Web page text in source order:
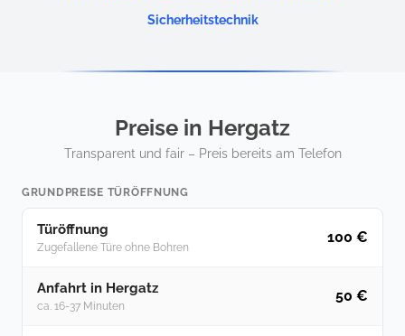
Sicherheitstechnik
Preise in Hergatz
Transparent und fair – Preis bereits am Telefon
GRUNDPREISE TÜRÖFFNUNG
Türöffnung
Zugefallene Türe ohne Bohren
100 €
Anfahrt in Hergatz
ca. 16-37 Minuten
50 €